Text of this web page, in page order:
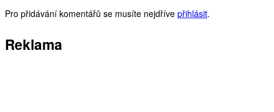
Pro přidávání komentářů se musíte nejdříve přihlásit.
Reklama